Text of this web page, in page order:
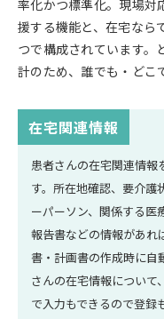
率化かつ標準化。現場対
援する機能と、在宅なら
つで構成されています。
計のため、誰でも・どこ
在宅関連情報
患者さんの在宅関連情報
す。所在地確認、要介護
ーパーソン、関係する医
報告書などの情報があれ
書・計画書の作成時に自
さんの在宅情報について
で入力もできるので登録